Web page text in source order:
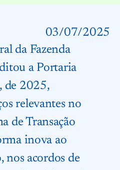
03/07/2025
da Fazenda
a Portaria
de 2025,
relevantes no
de Transação
inova ao
nos acordos de